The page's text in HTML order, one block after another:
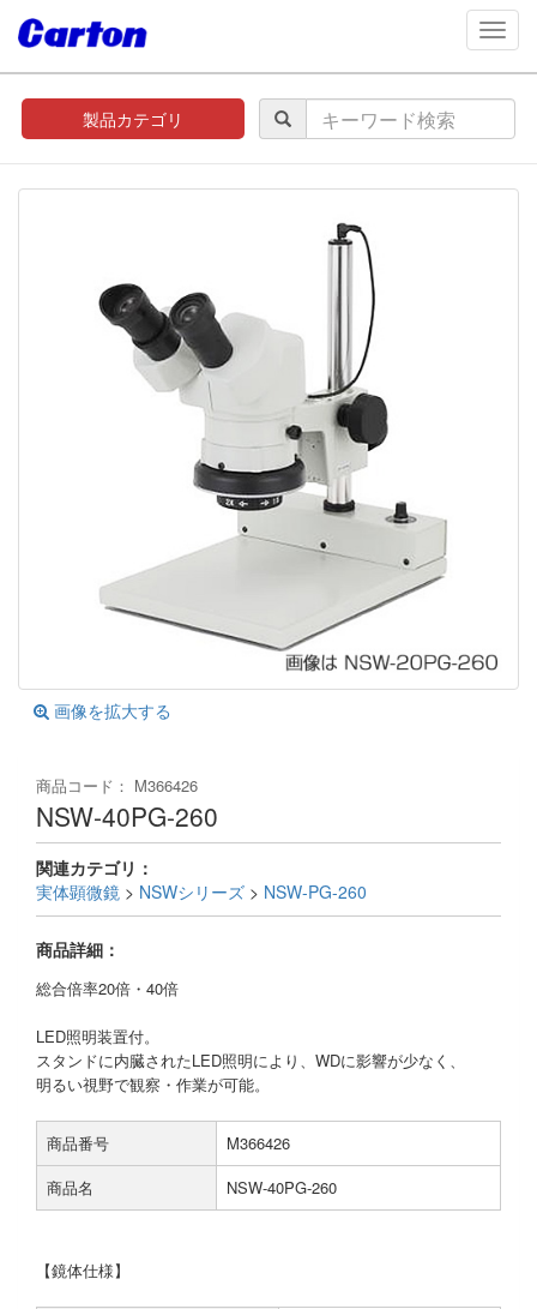
製品カテゴリ
画像を拡大する
商品コード： M366426
NSW-40PG-260
関連カテゴリ：
実体顕微鏡 > NSWシリーズ > NSW-PG-260
商品詳細：
総合倍率20倍・40倍
LED照明装置付。
スタンドに内臓されたLED照明により、WDに影響が少なく、
明るい視野で観察・作業が可能。
商品番号
M366426
商品名
NSW-40PG-260
【鏡体仕様】